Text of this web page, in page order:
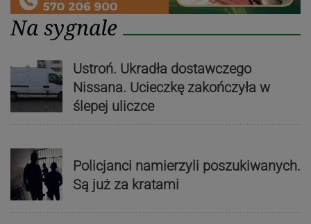
Na sygnale
Ustroń. Ukradła dostawczego
Nissana. Ucieczkę zakończyła w
ślepej uliczce
Policjanci namierzyli poszukiwanych.
Są już za kratami